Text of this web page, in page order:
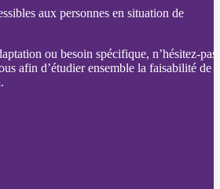
aux personnes en situation de
ou besoin spécifique, n’hésitez-pas
afin d’étudier ensemble la faisabilité de